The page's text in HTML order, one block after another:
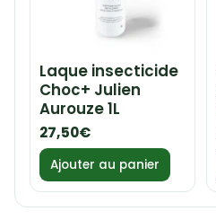
Laque insecticide
Choc+ Julien
Aurouze 1L
27,50€
Ajouter au panier